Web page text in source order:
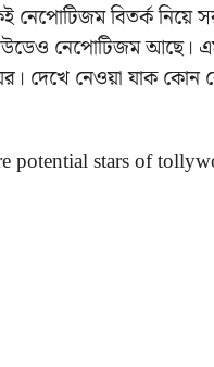
নেপোটিজম বিতর্ক নিয়ে
নেপোটিজম আছে। এমন
দেখে নেওয়া যাক